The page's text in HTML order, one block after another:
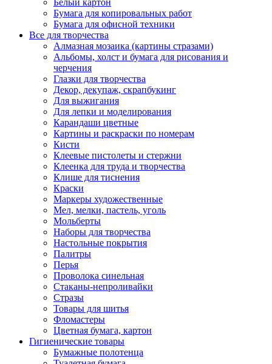
Белый картон
Бумага для копировальных работ
Бумага для офисной техники
Все для творчества
Алмазная мозаика (картины стразами)
Альбомы, холст и бумага для рисования и
черчения
Глазки для творчества
Декор, декупаж, скрапбукинг
Для выжигания
Для лепки и моделирования
Карандаши цветные
Картины и раскраски по номерам
Кисти
Клеевые пистолеты и стержни
Клеенка для труда и творчества
Клише для тиснения
Краски
Маркеры художественные
Мел, мелки, пастель, уголь
Мольберты
Наборы для творчества
Настольные покрытия
Палитры
Перья
Проволока синельная
Стаканы-непроливайки
Стразы
Товары для шитья
Фломастеры
Цветная бумага, картон
Гигиенические товары
Бумажные полотенца